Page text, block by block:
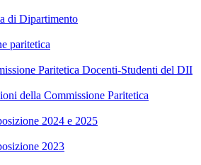
di Dipartimento
paritetica
Paritetica Docenti-Studenti del DII
della Commissione Paritetica
2024 e 2025
2023